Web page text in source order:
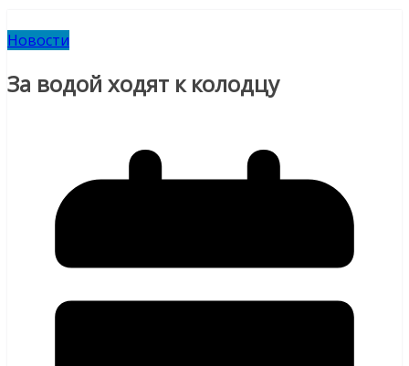
Новости
За водой ходят к колодцу